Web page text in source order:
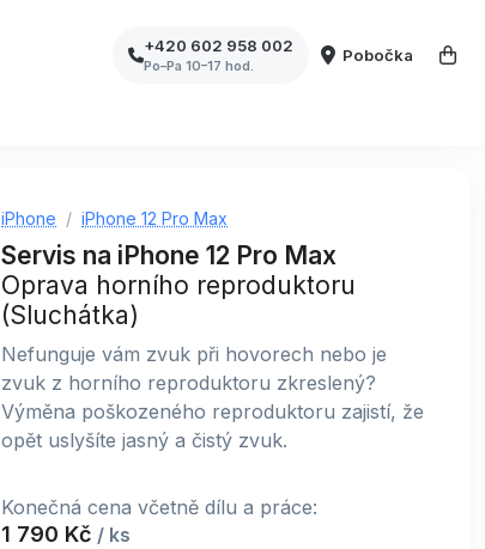
+420 602 958 002
Po–Pa 10–17 hod.
Pobočka
iPhone iPhone 12 Pro Max
Servis na iPhone 12 Pro Max
Oprava horního reproduktoru
(Sluchátka)
Nefunguje vám zvuk při hovorech nebo je
zvuk z horního reproduktoru zkreslený?
Výměna poškozeného reproduktoru zajistí, že
opět uslyšíte jasný a čistý zvuk.
Konečná cena včetně dílu a práce:
1 790 Kč / ks